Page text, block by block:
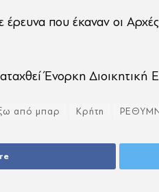
έρευνα που έκαναν οι
Ένορκη Διοικητική
από μπαρ Κρήτη